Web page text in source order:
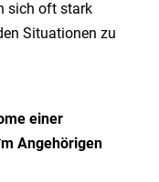
sich oft stark
Situationen zu
einer
Angehörigen